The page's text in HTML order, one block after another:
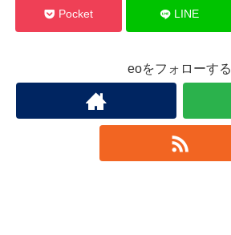
Pocket LINE
eoをフォローする